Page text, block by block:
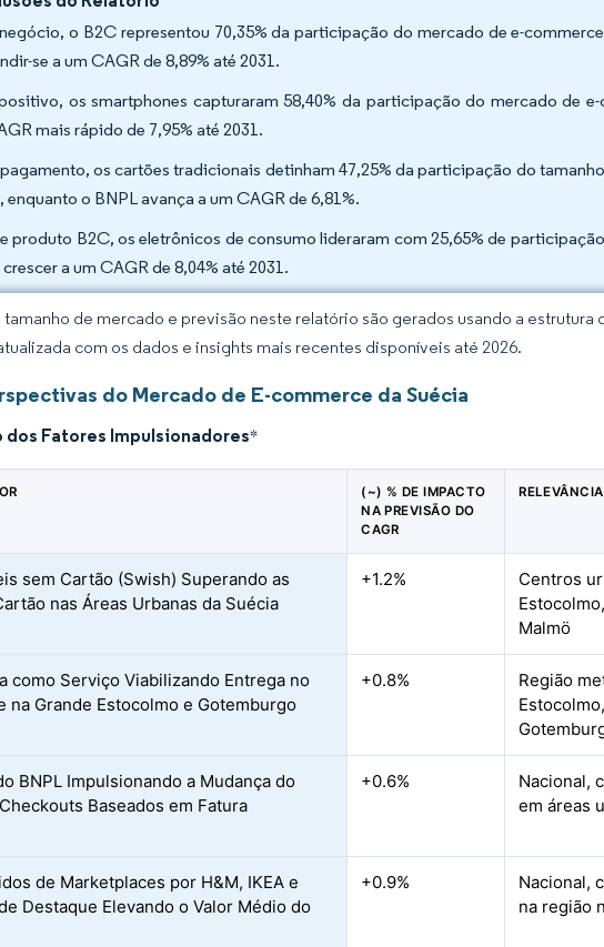
o B2C representou 70,35% da participação do mercado de e-
se a um CAGR de 8,89% até 2031.
os smartphones capturaram 58,40% da participação do mercado de e-
mais rápido de 7,95% até 2031.
os cartões tradicionais detinham 47,25% da participação do
enquanto o BNPL avança a um CAGR de 6,81%.
produto B2C, os eletrônicos de consumo lideraram com 25,65% de
a um CAGR de 8,04% até 2031.
tamanho de mercado e previsão neste relatório são gerados usando a
com os dados e insights mais recentes disponíveis até 2026.
do Mercado de E-commerce da Suécia
dos Fatores Impulsionadores*
(~) % DE IMPACTO
NA PREVISÃO DO
CAGR
sem Cartão (Swish) Superando as
nas Áreas Urbanas da Suécia
+1.2%
Centros
Malmö
como Serviço Viabilizando Entrega no
na Grande Estocolmo e Gotemburgo
+0.8%
Região
BNPL Impulsionando a Mudança do
Baseados em Fatura
+0.6%
Nacional,
em áreas
de Marketplaces por H&M, IKEA e
Destaque Elevando o Valor Médio do
+0.9%
Nacional,
na região